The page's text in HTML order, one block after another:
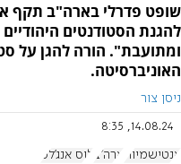
שופט פדרלי בארה"ב תקף
להגנת הסטודנטים
ומתועבת". הורה להגן על
האוניברסיטה.
ניסן צור
14.08.24, 8:35
אנטישמיות ארה"ב לוס אנג'לס